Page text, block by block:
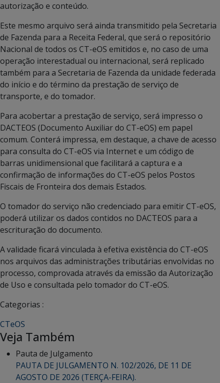
autorização e conteúdo.
Este mesmo arquivo será ainda transmitido pela Secretaria
de Fazenda para a Receita Federal, que será o repositório
Nacional de todos os CT-eOS emitidos e, no caso de uma
operação interestadual ou internacional, será replicado
também para a Secretaria de Fazenda da unidade federada
do início e do término da prestação de serviço de
transporte, e do tomador.
Para acobertar a prestação de serviço, será impresso o
DACTEOS (Documento Auxiliar do CT-eOS) em papel
comum. Conterá impressa, em destaque, a chave de acesso
para consulta do CT-eOS via Internet e um código de
barras unidimensional que facilitará a captura e a
confirmação de informações do CT-eOS pelos Postos
Fiscais de Fronteira dos demais Estados.
O tomador do serviço não credenciado para emitir CT-eOS,
poderá utilizar os dados contidos no DACTEOS para a
escrituração do documento.
A validade ficará vinculada à efetiva existência do CT-eOS
nos arquivos das administrações tributárias envolvidas no
processo, comprovada através da emissão da Autorização
de Uso e consultada pelo tomador do CT-eOS.
Categorias :
CTeOS
Veja Também
Pauta de Julgamento
PAUTA DE JULGAMENTO N. 102/2026, DE 11 DE
AGOSTO DE 2026 (TERÇA-FEIRA).